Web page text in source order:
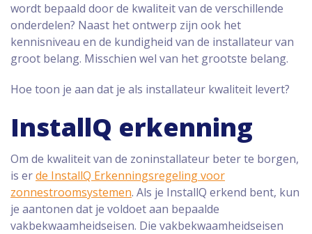
wordt bepaald door de kwaliteit van de verschillende
onderdelen? Naast het ontwerp zijn ook het
kennisniveau en de kundigheid van de installateur van
groot belang. Misschien wel van het grootste belang.
Hoe toon je aan dat je als installateur kwaliteit levert?
InstallQ erkenning
Om de kwaliteit van de zoninstallateur beter te borgen,
is erde InstallQ Erkenningsregeling voor
zonnestroomsystemen. Als je InstallQ erkend bent, kun
je aantonen dat je voldoet aan bepaalde
vakbekwaamheidseisen. Die vakbekwaamheidseisen